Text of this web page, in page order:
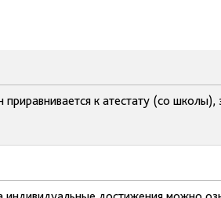
к атестату (со школы),